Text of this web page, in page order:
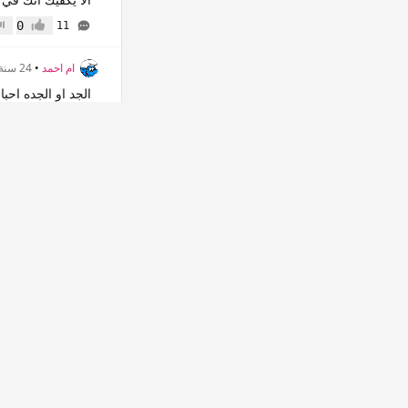
11 إعجاب0
ام احمد• 24 سنة
الجد او الجده